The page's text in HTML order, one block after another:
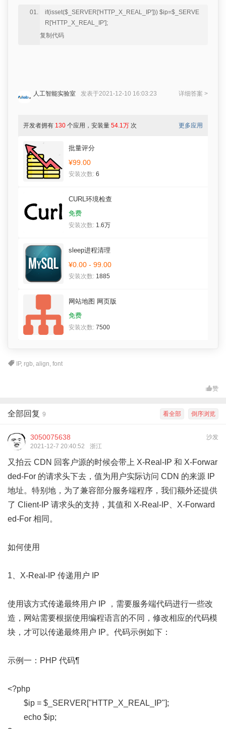
if(isset($_SERVER['HTTP_X_REAL_IP'])) $ip=$_SERVE
R['HTTP_X_REAL_IP'];
复制代码
人工智能实验室 发表于2021-12-10 16:03:23 详细答案 >
IP, rgb,align,font
赞
倒序浏览
看全部
全部回复 9
沙发
3050075638
2021-12-7 20:40:52 浙江
又拍云 CDN 回客户源的时候会带上 X-Real-IP 和 X-Forwar
ded-For 的请求头下去，值为用户实际访问 CDN 的来源 IP
地址。特别地，为了兼容部分服务端程序，我们额外还提供
了 Client-IP 请求头的支持，其值和 X-Real-IP、X-Forward
ed-For 相同。
如何使用
1、X-Real-IP 传递用户 IP
使用该方式传递最终用户 IP ，需要服务端代码进行一些改
造，网站需要根据使用编程语言的不同，修改相应的代码模
块，才可以传递最终用户 IP。代码示例如下：
示例一：PHP 代码¶
<?php
$ip = $_SERVER["HTTP_X_REAL_IP"];
echo $ip;